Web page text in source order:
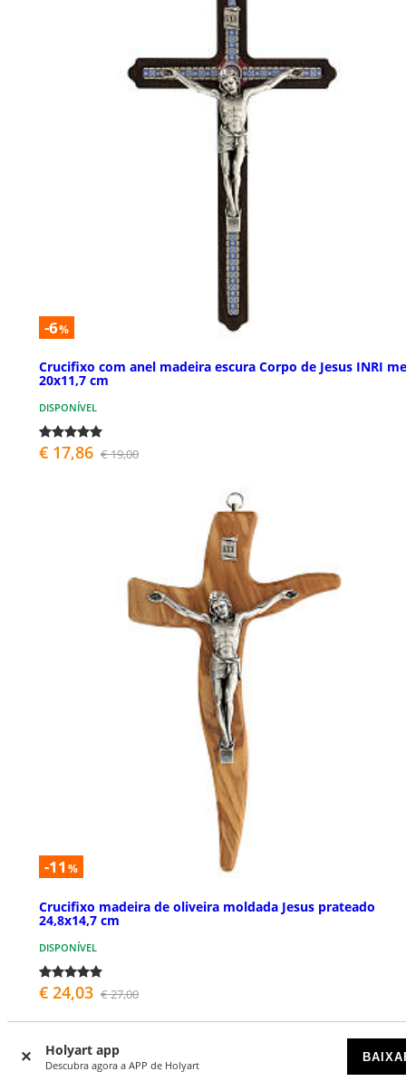
Holyart app
Descubra agora a APP de Holyart
-6%
Crucifixo com anel madeira escura Corpo de Jesus INRI
20x11,7 cm
DISPONÍVEL
€ 17,86 € 19,00
-11 %
Crucifixo madeira de oliveira moldada Jesus prateado
24,8x14,7 cm
DISPONÍVEL
€ 24,03 € 27,00